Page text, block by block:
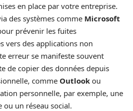
en place par votre entreprise.
des systèmes comme Microsoft
prévenir les fuites
vers des applications non
erreur se manifeste souvent
de copier des données depuis
comme Outlook ou
personnelle, par exemple, une
ou un réseau social.